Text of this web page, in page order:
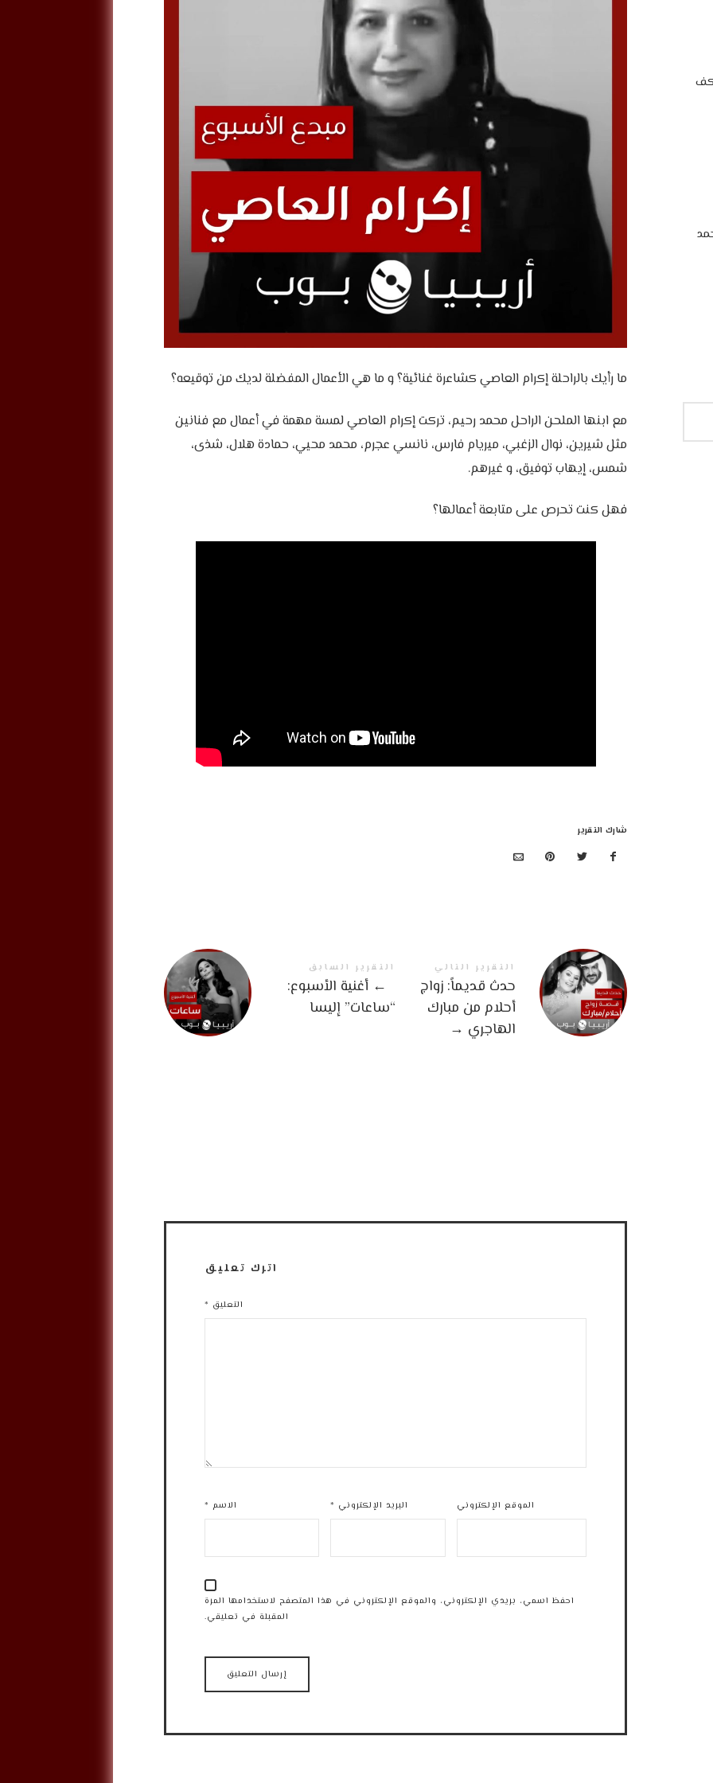
ما رأيك بالراحلة إكرام العاصي كشاعرة غنائية؟ و ما هي الأعمال المفضلة لديك من توقيعه؟
مع ابنها الملحن الراحل محمد رحيم، تركت إكرام العاصي لمسة مهمة في أعمال مع فنانين
مثل شيرين، نوال الزغبي، ميريام فارس، نانسي عجرم، محمد محيي، حمادة هلال، شذى،
شمس، إيهاب توفيق، و غيرهم.
فهل كنت تحرص على متابعة أعمالها؟
شارك التقرير
التقرير السابق
← أغنية الأسبوع:
“ساعات” إليسا
التقرير التالي
حدث قديماً: زواج
أحلام من مبارك
الهاجري →
اترك تعليق
التعليق *
الاسم * البريد الإلكتروني * الموقع الإلكتروني
احفظ اسمي، بريدي الإلكتروني، والموقع الإلكتروني في هذا المتصفح لاستخدامها المرة
المقبلة في تعليقي.